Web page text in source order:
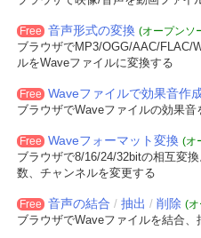
Free 音声形式の変換 (オープンソ
ブラウザでMP3/OGG/AAC/FLAC/
ルをWaveファイルに変換する
Free Waveファイルで効果音作
ブラウザでWaveファイルの効果音
Free Waveフォーマット変換 (オ
ブラウザで8/16/24/32bitの相互変
数、チャンネルを変更する
Free 音声の結合 / 抽出 / 削除 (
ブラウザでWaveファイルを結合、